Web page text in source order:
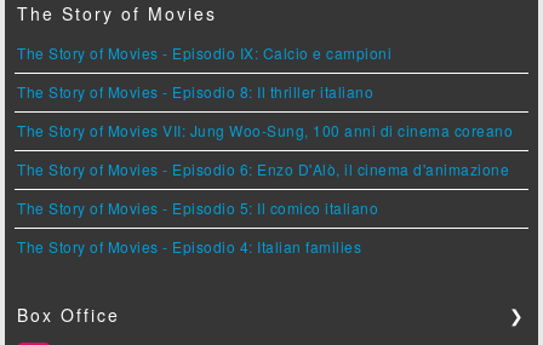
The Story of Movies
The Story of Movies - Episodio IX: Calcio e campioni
The Story of Movies - Episodio 8: Il thriller italiano
The Story of Movies VII: Jung Woo-Sung, 100 anni di cinema coreano
The Story of Movies - Episodio 6: Enzo D'Alò, il cinema d'animazione
The Story of Movies - Episodio 5: Il comico italiano
The Story of Movies - Episodio 4: Italian families
Box Office ❯